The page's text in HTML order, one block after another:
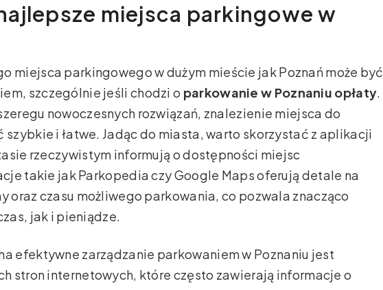
miejsca parkingowe w
miejsca parkingowego w dużym mieście jak Poznań może być
szczególnie jeśli chodzi o parkowanie w Poznaniu opłaty.
nowoczesnych rozwiązań, znalezienie miejsca do
szybkie i łatwe. Jadąc do miasta, warto skorzystać z aplikacji
rzeczywistym informują o dostępności miejsc
takie jak Parkopedia czy Google Maps oferują detale na
oraz czasu możliwego parkowania, co pozwala znacząco
jak i pieniądze.
efektywne zarządzanie parkowaniem w Poznaniu jest
stron internetowych, które często zawierają informacje o